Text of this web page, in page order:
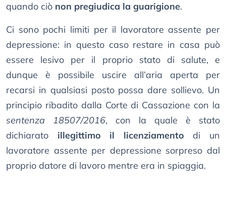
quando ciò non pregiudica la guarigione.
Ci sono pochi limiti per il lavoratore assente per
depressione: in questo caso restare in casa può
essere lesivo per il proprio stato di salute, e
dunque è possibile uscire all’aria aperta per
recarsi in qualsiasi posto possa dare sollievo. Un
principio ribadito dalla Corte di Cassazione con la
sentenza 18507/2016, con la quale è stato
dichiarato illegittimo il licenziamento di un
lavoratore assente per depressione sorpreso dal
proprio datore di lavoro mentre era in spiaggia.